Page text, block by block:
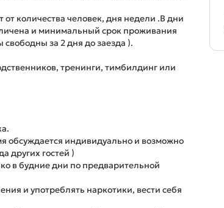
от количества человек, дня недели .В дни
и минимальный срок проживания
за 2 дня до заезда ).
тренинги, тимбилдинг или
обсуждается индивидуально и возможно
других гостей )
в будние дни по предварительной
и употреблять наркотики, вести себя